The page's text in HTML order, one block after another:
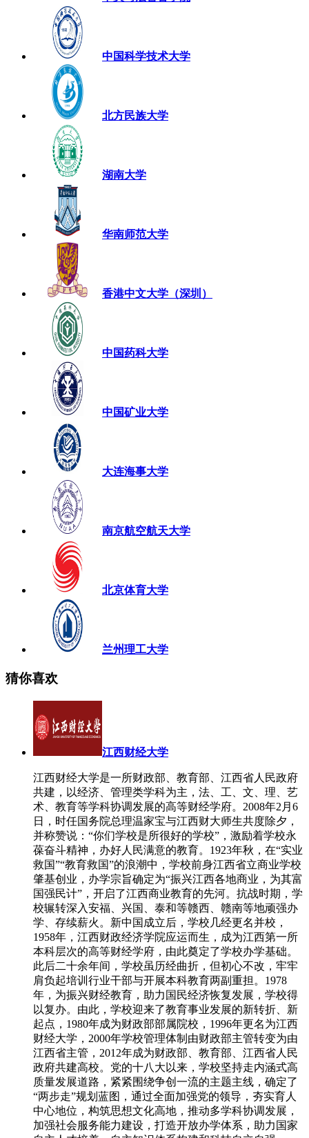
中国科学技术大学
北方民族大学
湖南大学
华南师范大学
香港中文大学（深圳）
中国药科大学
中国矿业大学
大连海事大学
南京航空航天大学
北京体育大学
兰州理工大学
猜你喜欢
江西财经大学
江西财经大学是一所财政部、教育部、江西省人民政府
共建，以经济、管理类学科为主，法、工、文、理、艺
术、教育等学科协调发展的高等财经学府。2008年2月6
日，时任国务院总理温家宝与江西财大师生共度除夕，
并称赞说：“你们学校是所很好的学校”，激励着学校永
葆奋斗精神，办好人民满意的教育。1923年秋，在“实业
救国”“教育救国”的浪潮中，学校前身江西省立商业学校
肇基创业，办学宗旨确定为“振兴江西各地商业，为其富
国强民计”，开启了江西商业教育的先河。抗战时期，学
校辗转深入安福、兴国、泰和等赣西、赣南等地顽强办
学、存续薪火。新中国成立后，学校几经更名并校，
1958年，江西财政经济学院应运而生，成为江西第一所
本科层次的高等财经学府，由此奠定了学校办学基础。
此后二十余年间，学校虽历经曲折，但初心不改，牢牢
肩负起培训行业干部与开展本科教育两副重担。1978
年，为振兴财经教育，助力国民经济恢复发展，学校得
以复办。由此，学校迎来了教育事业发展的新转折、新
起点，1980年成为财政部部属院校，1996年更名为江西
财经大学，2000年学校管理体制由财政部主管转变为由
江西省主管，2012年成为财政部、教育部、江西省人民
政府共建高校。党的十八大以来，学校坚持走内涵式高
质量发展道路，紧紧围绕争创一流的主题主线，确定了
“两步走”规划蓝图，通过全面加强党的领导，夯实育人
中心地位，构筑思想文化高地，推动多学科协调发展，
加强社会服务能力建设，打造开放办学体系，助力国家